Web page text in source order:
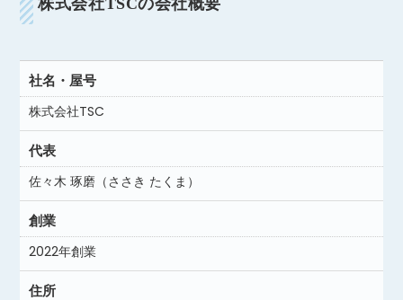
株式会社TSCの会社概要
社名・屋号
株式会社TSC
代表
佐々木 琢磨（ささき たくま）
創業
2022年創業
住所